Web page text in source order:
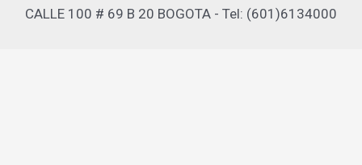
CALLE 100 # 69 B 20 BOGOTA - Tel: (601)6134000